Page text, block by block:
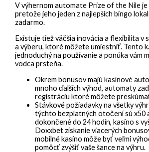
V výhernom automate Prize of the Nile je
pretože jeho jeden z najlepších bingo
zadarmo.
Existuje tiež väčšia inovácia a flexibilita v
a výberu, ktoré môžete umiestniť. Tento
jednoduchý na používanie a ponúka vám
vodca prsteňa.
Okrem bonusov majú kasínové
mnoho ďalších výhod, automaty
registráciu ktoré môžete
Stávkové požiadavky na všetky
týchto bezplatných otočení sú x50
dokončené do 24 hodín, kasíno s
Doxxbet získanie viacerých
mobilné kasíno môže byť veľmi
pomôcť zvýšiť vaše šance na výhru.